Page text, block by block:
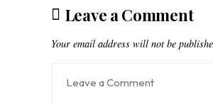
Leave a Comment
Your email address will not be